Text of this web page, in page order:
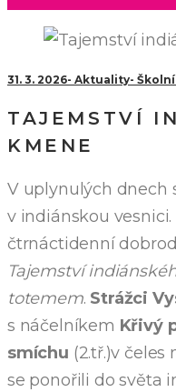
31. 3. 2026 Aktuality
TAJEMSTVÍ
KMENE
V uplynulých dnech
v indiánskou
čtrnáctidenní
Tajemství
totemem. Strážci
s náčelníkem Křivý
smíchu (2.tř.)v čeles
se ponořili do světa